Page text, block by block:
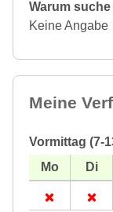
Warum
Keine Angabe
Meine
Vormittag (7-